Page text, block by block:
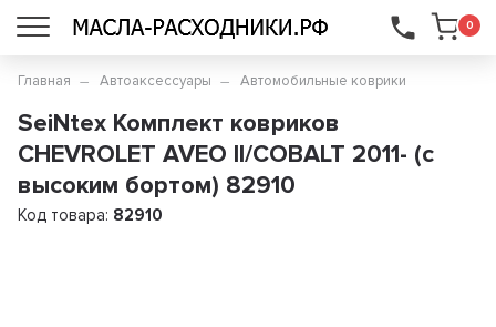
0
...
Главная Автоаксессуары Автомобильные коврики
SeiNtex Комплект ковриков
CHEVROLET AVEO II/COBALT 2011- (с
высоким бортом) 82910
Код товара: 82910